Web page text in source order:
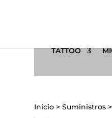
TATTOO
Inicio >Suministros >